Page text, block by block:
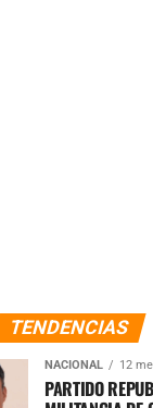
TENDENCIAS
NACIONAL 12
PARTIDO